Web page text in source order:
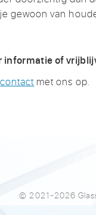
gewoon van
informatie of
contact met ons op.
© 2021-2026